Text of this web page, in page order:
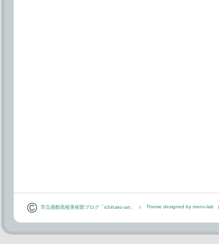
市立函館高校美術部ブログ「ichihako-art」 Theme designed by mono-lab